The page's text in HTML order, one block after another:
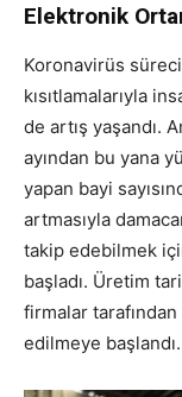
Elektronik
Koronavirüs
kısıtlamalarıyla
de artış yaşandı.
ayından bu yana
yapan bayi
artmasıyla
takip edebilmek
başladı. Üretim
firmalar
edilmeye başlandı.